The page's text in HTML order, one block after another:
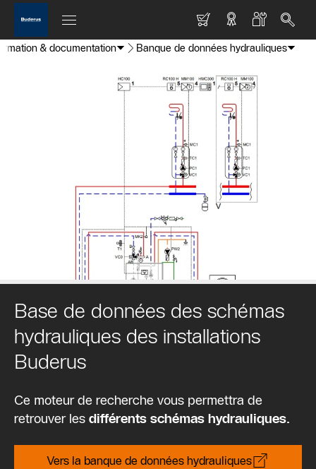
& documentation Banque de données hydrauliques
Base de données des schémas
hydrauliques des installations
Buderus
Ce moteur de recherche vous permettra de
retrouver les différents schémas hydrauliques.
Vers la banque de données hydrauliques